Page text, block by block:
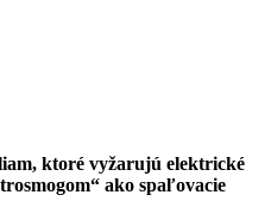
ktoré vyžarujú elektrické
ako spaľovacie